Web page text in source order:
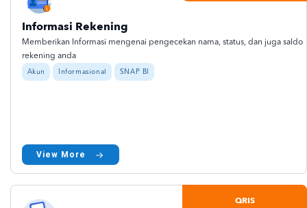
Informasi Rekening
Memberikan Informasi mengenai pengecekan nama, status, dan juga saldo
rekening anda
Akun Informasional SNAP BI
View More
QRIS